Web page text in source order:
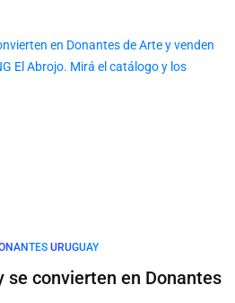
URUGUAY
se convierten en Donantes